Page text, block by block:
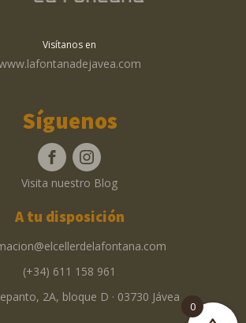
Visítanos en
Síguenos
Visita nuestro Blog
A tu disposición
(+34) 611 158 961
2A, bloque D · 03730 Jávea
0